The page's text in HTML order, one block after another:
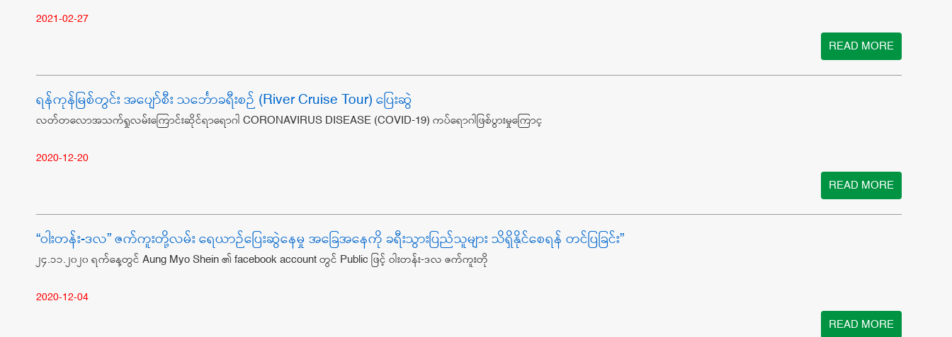
2021-02-27
READ MORE
ရန်ကုန်မြစ်တွင်း အပျော်စီး သင်္ဘောခရီးစဉ် (River Cruise Tour) ပြေးဆွဲ
လတ်တလောအသက်ရှုလမ်းကြောင်းဆိုင်ရာရောဂါ CORONAVIRUS DISEASE (COVID-19) ကပ်ရောဂါဖြစ်ပွားမှုကြောင့
2020-12-20
READ MORE
“ဝါးတန်း-ဒလ” ဇက်ကူးတို့လမ်း ရေယာဉ်ပြေးဆွဲနေမှု အခြေအနေကို ခရီးသွားပြည်သူများ သိရှိနိုင်စေရန် တင်ပြခြင်း”
၂၄.၁၁.၂၀၂၀ ရက်နေ့တွင် Aung Myo Shein ၏ facebook account တွင် Public ဖြင့် ဝါးတန်း-ဒလ ဇက်ကူးတို
2020-12-04
READ MORE